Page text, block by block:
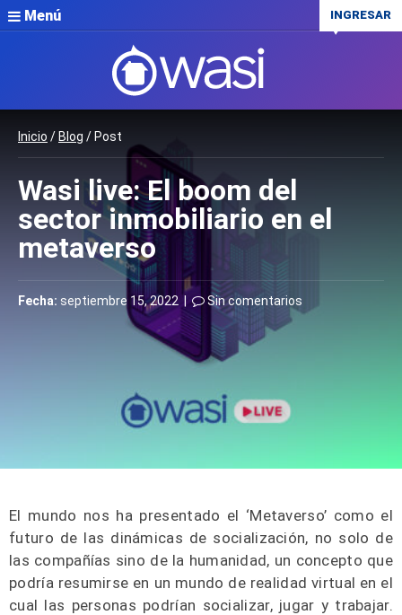
Menú INGRESAR
Inicio / Blog / Post
Wasi live: El boom del
sector inmobiliario en el
metaverso
Fecha: septiembre 15, 2022 | Sin comentarios
El mundo nos ha presentado el ‘Metaverso’ como el
futuro de las dinámicas de socialización, no solo de
las compañías sino de la humanidad, un concepto que
podría resumirse en un mundo de realidad virtual en el
cual las personas podrían socializar, jugar y trabajar.